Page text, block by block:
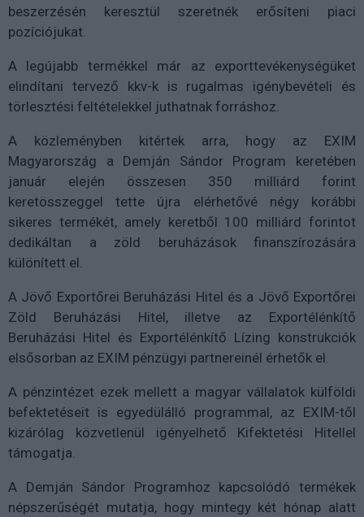
beszerzésén keresztül szeretnék erősíteni piaci
pozíciójukat.
A legújabb termékkel már az exporttevékenységüket
elindítani tervező kkv-k is rugalmas igénybevételi és
törlesztési feltételekkel juthatnak forráshoz.
A közleményben kitértek arra, hogy az EXIM
Magyarország a Demján Sándor Program keretében
január elején összesen 350 milliárd forint
keretösszeggel tette újra elérhetővé négy korábbi
sikeres termékét, amely keretből 100 milliárd forintot
dedikáltan a zöld beruházások finanszírozására
különített el.
A Jövő Exportőrei Beruházási Hitel és a Jövő Exportőrei
Zöld Beruházási Hitel, illetve az Exportélénkítő
Beruházási Hitel és Exportélénkítő Lízing konstrukciók
elsősorban az EXIM pénzügyi partnereinél érhetők el.
A pénzintézet ezek mellett a magyar vállalatok külföldi
befektetéseit is egyedülálló programmal, az EXIM-től
kizárólag közvetlenül igényelhető Kifektetési Hitellel
támogatja.
A Demján Sándor Programhoz kapcsolódó termékek
népszerűségét mutatja, hogy mintegy két hónap alatt